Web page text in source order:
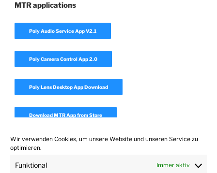
Wir verwenden Cookies, um unsere Website und unseren Service zu
optimieren.
Funktional Immer aktiv
MTR applications
Poly Audio Service App V2.1
Poly Camera Control App 2.0
Poly Lens Desktop App Download
Download MTR App from Store
Download Realpresence Desktop